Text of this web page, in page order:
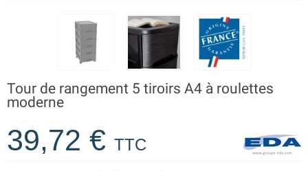
Tour de rangement 5 tiroirs A4 à roulettes
moderne
39,72 € TTC